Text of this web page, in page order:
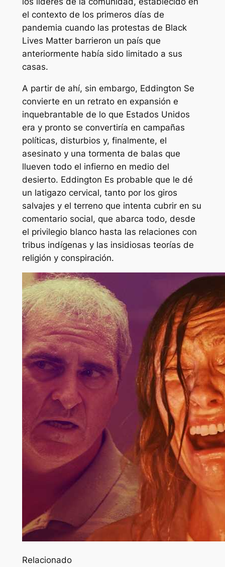
el contexto de los primeros días de
pandemia cuando las protestas de Black
Lives Matter barrieron un país que
anteriormente había sido limitado a sus
casas.
A partir de ahí, sin embargo, Eddington Se
convierte en un retrato en expansión e
inquebrantable de lo que Estados Unidos
era y pronto se convertiría en campañas
políticas, disturbios y, finalmente, el
asesinato y una tormenta de balas que
llueven todo el infierno en medio del
desierto. Eddington Es probable que le dé
un latigazo cervical, tanto por los giros
salvajes y el terreno que intenta cubrir en su
comentario social, que abarca todo, desde
el privilegio blanco hasta las relaciones con
tribus indígenas y las insidiosas teorías de
religión y conspiración.
Relacionado